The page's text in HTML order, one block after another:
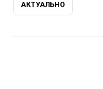
АКТУАЛЬНО